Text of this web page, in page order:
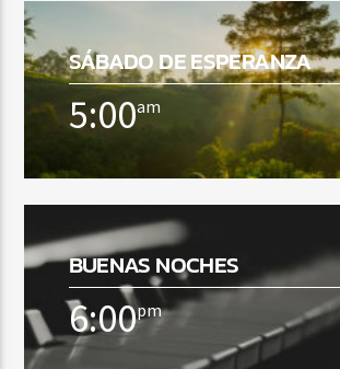
PROGRAMA ACTUAL
SÁBADO DE ESPERANZA
5:00 AM 6:00 PM
Radio Fe
SÁBADO DE ESPERANZA
5:00am
5:00am
[...]
Ver Más
BUENAS NOCHES
6:00pm